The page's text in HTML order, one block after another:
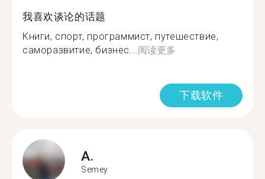
我喜欢谈论的话题
Книги, спорт, программист, путешествие,
саморазвитие, бизнес... 阅读更多
下载软件
A.
Semey